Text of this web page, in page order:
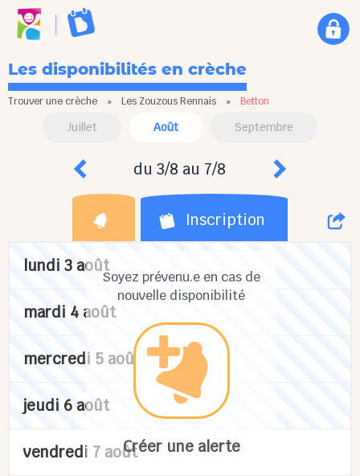
Les disponibilités en crèche
Trouver une crèche » Les Zouzous Rennais » Betton
Juillet Août Septembre
du 3/8 au 7/8
Inscription
Soyez prévenu.e en cas de
nouvelle disponibilité
Créer une alerte
lundi 3 août
mardi 4 août
mercredi 5 août
jeudi 6 août
vendredi 7 août